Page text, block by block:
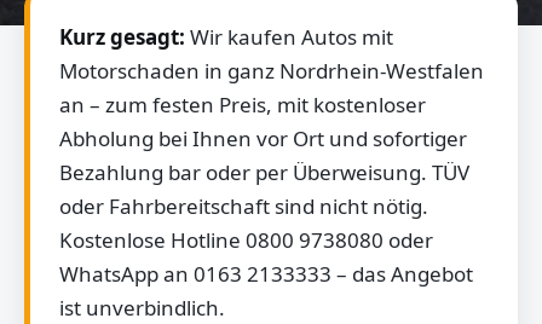
Kurz gesagt: Wir kaufen Autos mit
Motorschaden in ganz Nordrhein-Westfalen
an – zum festen Preis, mit kostenloser
Abholung bei Ihnen vor Ort und sofortiger
Bezahlung bar oder per Überweisung. TÜV
oder Fahrbereitschaft sind nicht nötig.
Kostenlose Hotline 0800 9738080 oder
WhatsApp an 0163 2133333 – das Angebot
ist unverbindlich.